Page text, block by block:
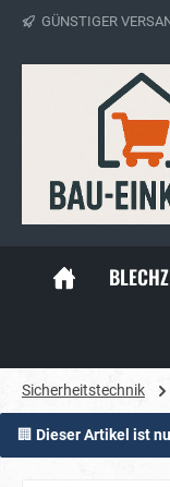
Zur
GÜNSTIGER
Sicherheitstechnik
🏢 Dieser Artikel ist